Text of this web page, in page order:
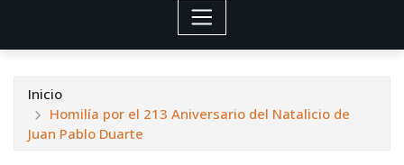
Inicio
Homilía por el 213 Aniversario del Natalicio de
Juan Pablo Duarte